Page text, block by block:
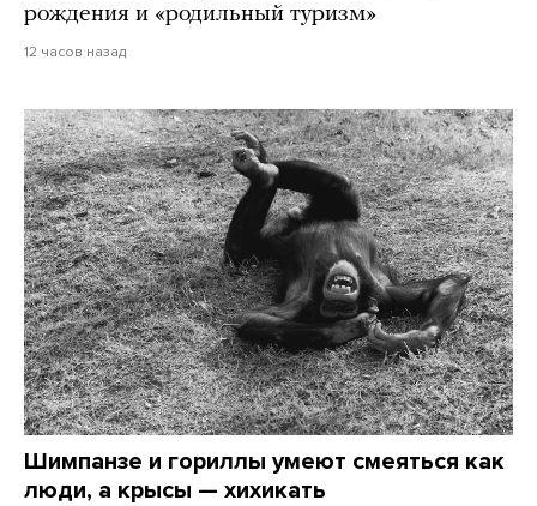
рождения и «родильный туризм»
12 часов назад
Шимпанзе и гориллы умеют смеяться как
люди, а крысы — хихикать